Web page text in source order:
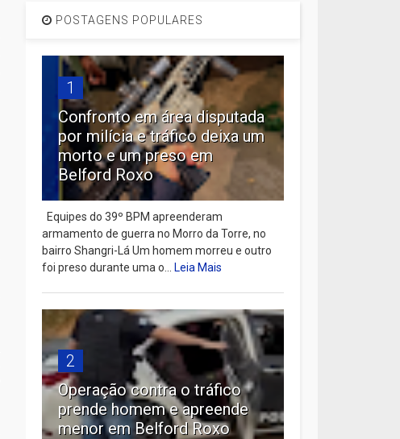
POSTAGENS POPULARES
1
Confronto em área disputada
por milícia e tráfico deixa um
morto e um preso em
Belford Roxo
Equipes do 39º BPM apreenderam
armamento de guerra no Morro da Torre, no
bairro Shangri-Lá Um homem morreu e outro
foi preso durante uma o...Leia Mais
2
Operação contra o tráfico
prende homem e apreende
menor em Belford Roxo